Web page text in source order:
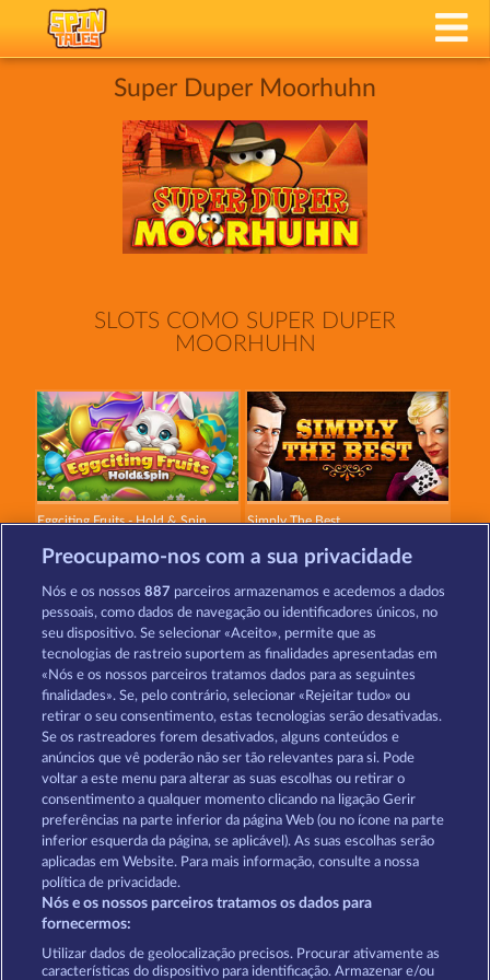
Super Duper Moorhuhn
SLOTS COMO SUPER DUPER
MOORHUHN
Eggciting Fruits - Hold & Spin Simply The Best
Egyptian Moon Piggy Kings
Termos e Condições
Declaração de Privacidade Marca
Empresa Perguntas frequentes
Programa de parceiros afiliados Facebook
Enviar pedido de rescisão
Preocupamo-nos com a sua privacidade
Nós e os nossos887 parceiros armazenamos e acedemos a dados
pessoais, como dados de navegação ou identificadores únicos, no
seu dispositivo. Se selecionar «Aceito», permite que as
tecnologias de rastreio suportem as finalidades apresentadas em
«Nós e os nossos parceiros tratamos dados para as seguintes
finalidades». Se, pelo contrário, selecionar «Rejeitar tudo» ou
retirar o seu consentimento, estas tecnologias serão desativadas.
Se os rastreadores forem desativados, alguns conteúdos e
anúncios que vê poderão não ser tão relevantes para si. Pode
voltar a este menu para alterar as suas escolhas ou retirar o
consentimento a qualquer momento clicando na ligação Gerir
preferências na parte inferior da página Web (ou no ícone na parte
inferior esquerda da página, se aplicável). As suas escolhas serão
aplicadas em Website. Para mais informação, consulte a nossa
política de privacidade.
Nós e os nossos parceiros tratamos os dados para
fornecermos:
Utilizar dados de geolocalização precisos. Procurar ativamente as
características do dispositivo para identificação. Armazenar e/ou